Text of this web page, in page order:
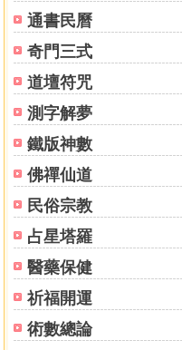
通書民曆
奇門三式
道壇符咒
測字解夢
鐵版神數
佛禪仙道
民俗宗教
占星塔羅
醫藥保健
祈福開運
術數總論
論正官取運
論財
論財取運
論印綬
論印綬取運
論食神
論食神取運
卷五
論偏官
論偏官取運
論傷官
論傷官取運
論陽刃
論陽刃取運
論建祿月劫
論建祿月劫取運